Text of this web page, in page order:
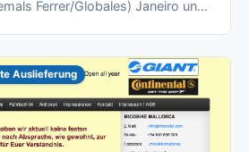
Ferrer/Globales) Janeiro und
Auslieferung